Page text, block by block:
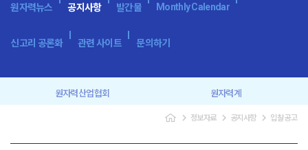
원자력뉴스 공지사항 발간물 Monthly Calendar
신고리 공론화 관련 사이트 문의하기
원자력산업협회 원자력계
navigate_next 정보자료 navigate_next 공지사항 navigate_next 입찰공고